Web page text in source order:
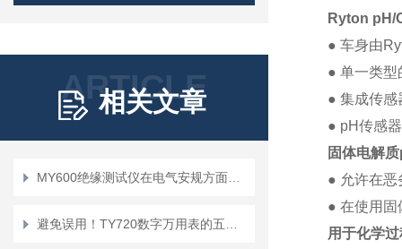
ARTICLE
相关文章
Ryton pH/
● 车身由
● 单一类型
● 集成传感
● pH传感
固体电解
● 允许在恶
● 在使用固
用于化学